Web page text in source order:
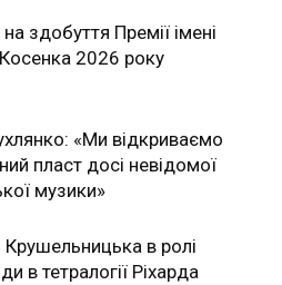
здобуття Премії імені
2026 року
«Ми відкриваємо
пласт досі невідомої
музики»
в ролі
в тетралогії Ріхарда